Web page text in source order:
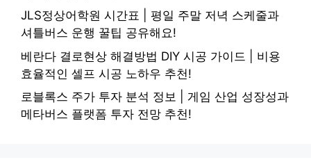
JLS정상어학원 시간표 | 평일 주말 저녁 스케줄과
셔틀버스 운행 꿀팁 공유해요!
베란다 결로현상 해결방법 DIY 시공 가이드 | 비용
효율적인 셀프 시공 노하우 추천!
로블록스 주가 투자 분석 정보 | 게임 산업 성장성과
메타버스 플랫폼 투자 전망 추천!